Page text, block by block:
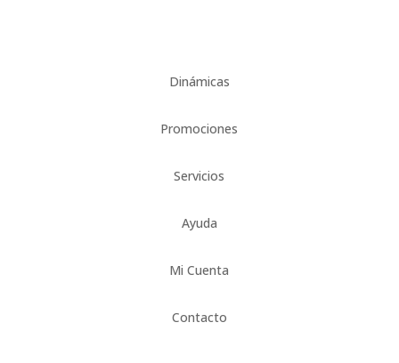
Dinámicas
Promociones
Servicios
Ayuda
Mi Cuenta
Contacto